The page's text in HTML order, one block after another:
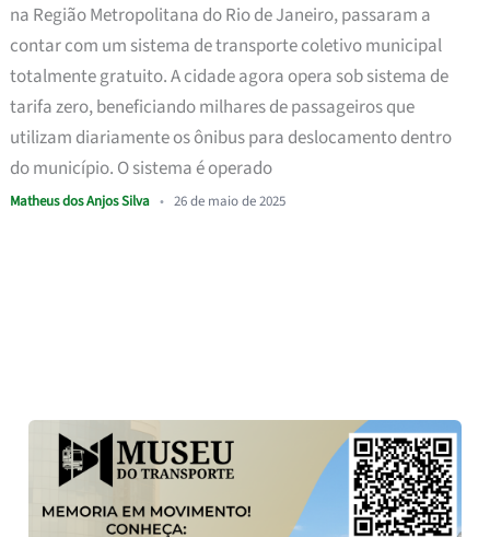
na Região Metropolitana do Rio de Janeiro, passaram a
contar com um sistema de transporte coletivo municipal
totalmente gratuito. A cidade agora opera sob sistema de
tarifa zero, beneficiando milhares de passageiros que
utilizam diariamente os ônibus para deslocamento dentro
do município. O sistema é operado
Matheus dos Anjos Silva • 26 de maio de 2025